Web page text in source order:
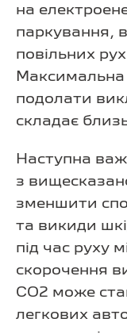
на
паркування,
повільних
Максимальна
подолати
складає
Наступна
з
зменшити
та викиди
під час руху
скорочення
СО2 може
легкових